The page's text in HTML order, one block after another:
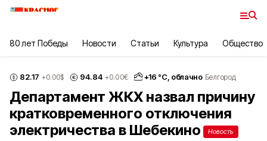
80 лет Победы Новости Статьи Культура Общество
82.17 +0.00$ 94.84 +0.00€ +16 °С, облачно Белгород
Департамент ЖКХ назвал причину
кратковременного отключения
электричества в Шебекино
Новость